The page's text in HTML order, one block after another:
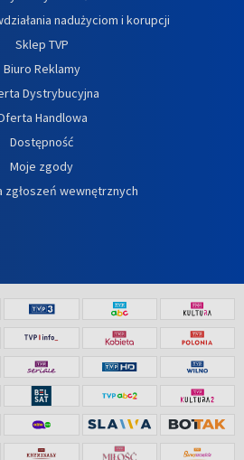
nadużyciom i korupcji
Sklep TVP
Biuro Reklamy
Dystrybucyjna
Handlowa
Dostępność
Moje zgody
zgłoszeń wewnętrznych